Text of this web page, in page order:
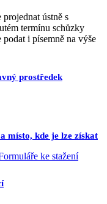
ústně s
termínu schůzky
i písemně na výše
prostředek
místo, kde je lze získat
ke stažení